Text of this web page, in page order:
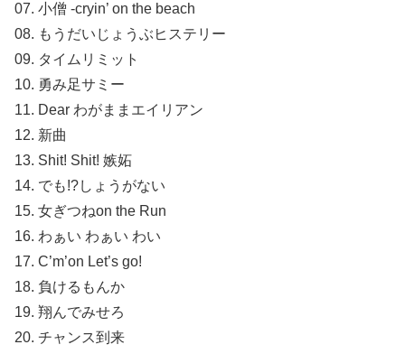
07. 小僧 -cryin’ on the beach
08. もうだいじょうぶヒステリー
09. タイムリミット
10. 勇み足サミー
11. Dear わがままエイリアン
12. 新曲
13. Shit! Shit! 嫉妬
14. でも!?しょうがない
15. 女ぎつねon the Run
16. わぁい わぁい わい
17. C’m’on Let’s go!
18. 負けるもんか
19. 翔んでみせろ
20. チャンス到来